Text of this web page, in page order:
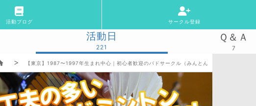
活動ブログ サークル登録
活動日
221
Ｑ＆Ａ
7
【東京】1987〜1997年生まれ中心｜初心者歓迎のバドサークル（みんとん部）